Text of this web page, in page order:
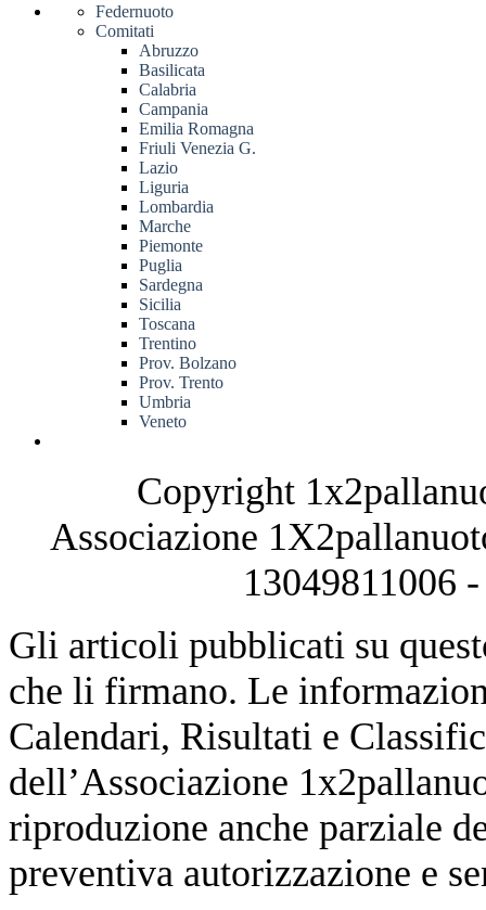
Federnuoto
Comitati
Abruzzo
Basilicata
Calabria
Campania
Emilia Romagna
Friuli Venezia G.
Lazio
Liguria
Lombardia
Marche
Piemonte
Puglia
Sardegna
Sicilia
Toscana
Trentino
Prov. Bolzano
Prov. Trento
Umbria
Veneto
Copyright
Associazione
13049811006
Gli articoli pubblicati su
che li firmano. Le
Calendari, Risultati e
dell’Associazione
riproduzione anche parziale
preventiva autorizzazione e